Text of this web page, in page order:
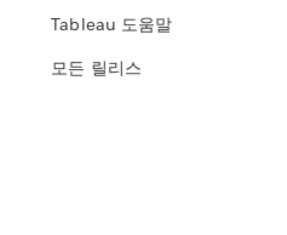
Tableau 도움말
모든 릴리스